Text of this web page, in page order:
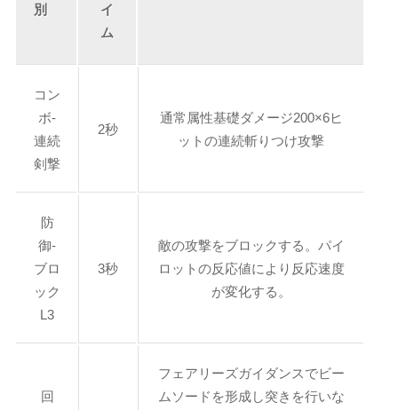
別
イ
ム
コン
ボ-
連続
剣撃
2秒
通常属性基礎ダメージ200×6ヒ
ットの連続斬りつけ攻撃
防
御-
ブロ
ック
L3
3秒
敵の攻撃をブロックする。パイ
ロットの反応値により反応速度
が変化する。
回
フェアリーズガイダンスでビー
ムソードを形成し突きを行いな